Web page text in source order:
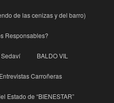
de las cenizas y del barro)
Responsables?
BALDO VIL
Entrevistas Carroñeras
Estado de “BIENESTAR”